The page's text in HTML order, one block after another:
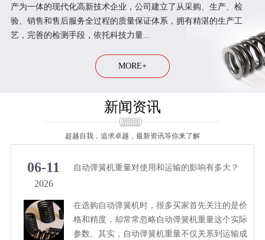
产为一体的现代化高新技术企业，公司建立了从采购、生产、检
验、销售和售后服务全过程的质量保证体系，拥有精湛的生产工
艺，完善的检测手段，依托科技力量...
MORE+
新闻资讯
超越自我，追求卓越，最新资讯等你来了解
06-11
2026
自动弹簧机重量对使用和运输的影响有多大？
在选购自动弹簧机时，很多买家首先关注的是价
格和精度，却常常忽略自动弹簧机重量这个实际
参数。其实，自动弹簧机重量不仅关系到运输成